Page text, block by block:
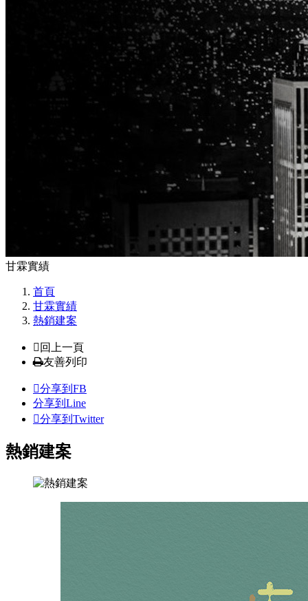
甘霖實績
首頁
甘霖實績
熱銷建案
回上一頁
友善列印
分享到FB
分享到Line
分享到Twitter
熱銷建案